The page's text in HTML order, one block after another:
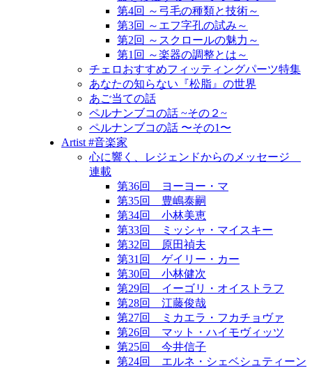
第4回 ～弓毛の種類と技術～
第3回 ～エフ字孔の試み～
第2回 ～スクロールの魅力～
第1回 ～楽器の調整とは～
チェロおすすめフィッティングパーツ特集
あなたの知らない『松脂』の世界
あご当ての話
ペルナンブコの話 ~その２~
ペルナンブコの話 〜その1〜
Artist #音楽家
心に響く、レジェンドからのメッセージ
連載
第36回 ヨーヨー・マ
第35回 豊嶋泰嗣
第34回 小林美恵
第33回 ミッシャ・マイスキー
第32回 原田禎夫
第31回 ゲイリー・カー
第30回 小林健次
第29回 イーゴリ・オイストラフ
第28回 江藤俊哉
第27回 ミカエラ・フカチョヴァ
第26回 マット・ハイモヴィッツ
第25回 今井信子
第24回 エルネ・シェベシュティーン